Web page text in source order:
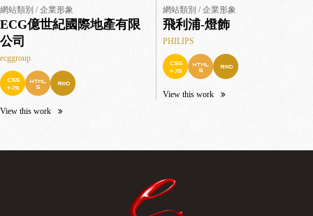
網站類別 / 企業形象
ECG億世紀國際地產有限
公司
ecggroup
View this work
網站類別 / 企業形象
飛利浦-燈飾
PHILIPS
View this work